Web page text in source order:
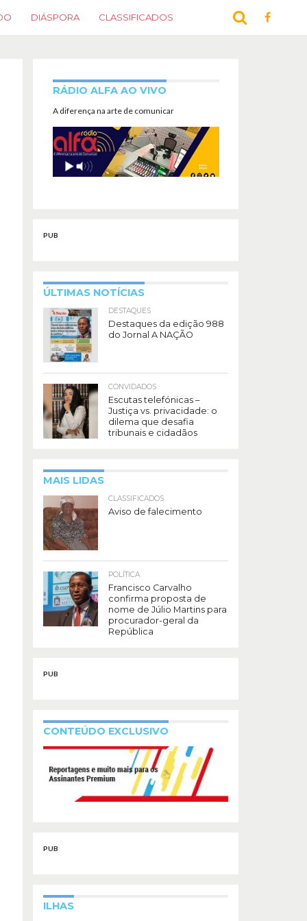
DIÁSPORA CLASSIFICADOS
RÁDIO ALFA AO VIVO
A diferença na arte de comunicar
PUB
ÚLTIMAS NOTÍCIAS
DESTAQUES
Destaques da edição 988
do Jornal A NAÇÃO
CONVIDADOS
Escutas telefónicas –
Justiça vs. privacidade: o
dilema que desafia
tribunais e cidadãos
MAIS LIDAS
CLASSIFICADOS
Aviso de falecimento
POLÍTICA
Francisco Carvalho
confirma proposta de
nome de Júlio Martins para
procurador-geral da
República
PUB
CONTEÚDO EXCLUSIVO
PUB
ILHAS